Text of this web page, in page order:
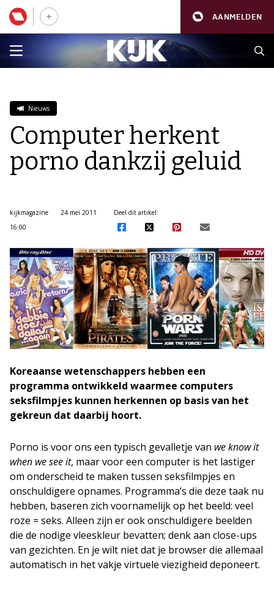
AANMELDEN
Nieuws
Computer herkent
porno dankzij geluid
kijkmagazine
24 mei 2011
16:00
Deel dit artikel:
Koreaanse wetenschappers hebben een
programma ontwikkeld waarmee computers
seksfilmpjes kunnen herkennen op basis van het
gekreun dat daarbij hoort.
Porno is voor ons een typisch gevalletje van we know it
when we see it, maar voor een computer is het lastiger
om onderscheid te maken tussen seksfilmpjes en
onschuldigere opnames. Programma’s die deze taak nu
hebben, baseren zich voornamelijk op het beeld: veel
roze = seks. Alleen zijn er ook onschuldigere beelden
die de nodige vleeskleur bevatten; denk aan close-ups
van gezichten. En je wilt niet dat je browser die allemaal
automatisch in het vakje virtuele viezigheid deponeert.